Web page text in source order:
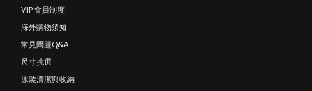
VIP 會員制度
海外購物須知
常見問題Q&A
尺寸挑選
泳裝清潔與收納